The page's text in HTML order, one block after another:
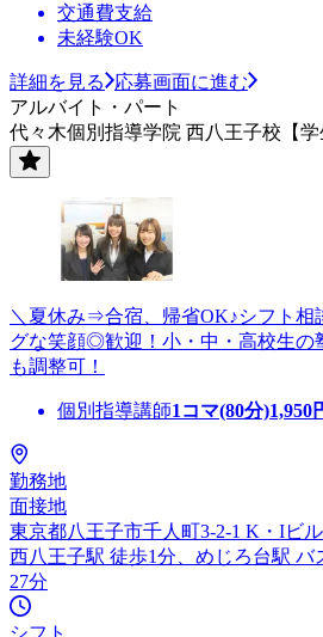
交通費支給
未経験OK
詳細を見る
応募画面に進む
アルバイト・パート
代々木個別指導学院 西八王子校【学
＼夏休み⇒合宿、帰省OK♪シフト相
グな笑顔◎歓迎！小・中・高校生の
も調整可！
個別指導講師1コマ(80分)1,950
勤務地
面接地
東京都八王子市千人町3-2-1 K・Iビ
西八王子駅 徒歩1分、めじろ台駅 バ
27分
シフト